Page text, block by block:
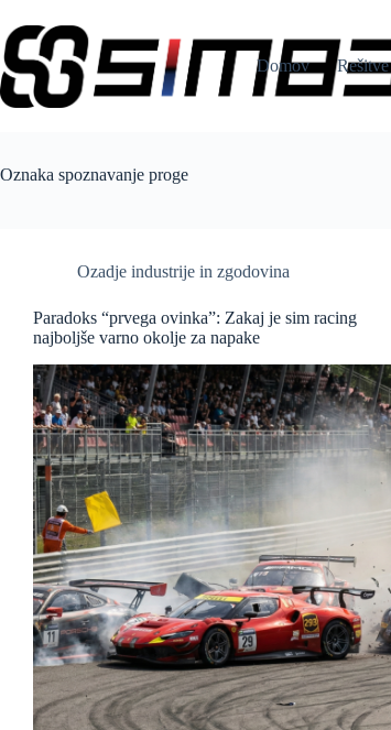
to
content
Domov
Rešitve
Oznaka spoznavanje proge
Ozadje industrije in zgodovina
Paradoks “prvega ovinka”: Zakaj je sim racing
najboljše varno okolje za napake